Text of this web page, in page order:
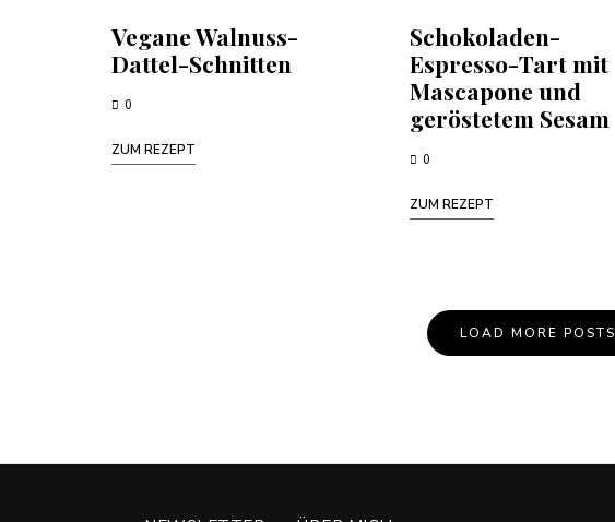
Vegane Walnuss-
Dattel-Schnitten
0
ZUM REZEPT
Schokoladen-
Espresso-Tart mit
Mascapone und
geröstetem Sesam
0
ZUM REZEPT
LOAD MORE POSTS